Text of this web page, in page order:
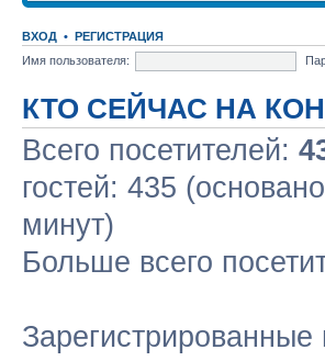
ВХОД • РЕГИСТРАЦИЯ
Имя пользователя:
КТО СЕЙЧАС НА
Всего посетителей:
гостей: 435
минут)
Больше всего